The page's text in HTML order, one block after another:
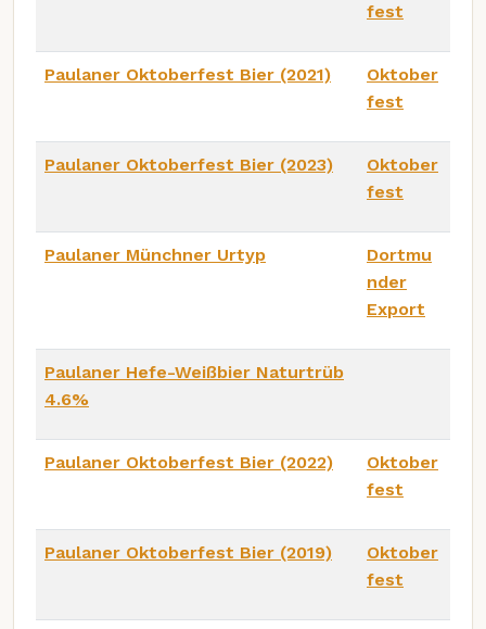
fest
Paulaner Oktoberfest Bier (2021)
Oktober
fest
Paulaner Oktoberfest Bier (2023)
Oktober
fest
Paulaner Münchner Urtyp
Dortmu
nder
Export
Paulaner Hefe-Weißbier Naturtrüb
4.6%
Paulaner Oktoberfest Bier (2022)
Oktober
fest
Paulaner Oktoberfest Bier (2019)
Oktober
fest